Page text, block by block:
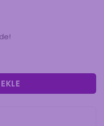
adet